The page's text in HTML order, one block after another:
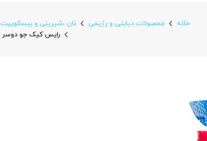
خانه محصولات دیابتی و رژیمی نان ،شیرینی و بیسکويیت
رایس کیک جو دوسر 100 گرمی OAB